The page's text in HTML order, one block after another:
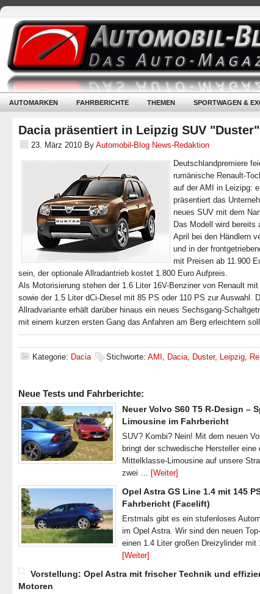
AUTOMARKEN FAHRBERICHTE THEMEN SPORTWAGEN &
Dacia präsentiert in Leipzig SUV "Duster"
23. März 2010 By Automobil-Blog News-Redaktion
Deutschlandpremiere
rumänische Renault-
auf der AMI in Leizipg:
präsentiert das
neues SUV mit dem
Das Modell wird bereits
April bei den Händlern
und in der
mit Preisen ab 11.900
sein, der optionale Allradantrieb kostet 1.800 Euro Aufpreis.
Als Motorisierung stehen der 1.6 Liter 16V-Benziner von Renault mit
sowie der 1.5 Liter dCi-Diesel mit 85 PS oder 110 PS zur Auswahl.
Allradvariante erhält darüber hinaus ein neues Sechsgang-
mit einem kurzen ersten Gang das Anfahren am Berg erleichtern
Kategorie: Dacia Stichworte: AMI , Dacia, Duster, Leipzig,
Neue Tests und Fahrberichte:
Neuer Volvo S60 T5 R-Design –
Limousine im Fahrbericht
SUV? Kombi? Nein! Mit dem neuen
bringt der schwedische Hersteller eine
Mittelklasse-Limousine auf unsere
zwei … [Weiter]
Opel Astra GS Line 1.4 mit 145
Fahrbericht (Facelift)
Erstmals gibt es ein stufenloses
im Opel Astra. Wir sind den neuen
einen 1.4 Liter großen Dreizylinder
[Weiter]
Vorstellung: Opel Astra mit frischer Technik und
Motoren